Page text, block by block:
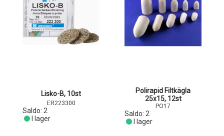
Lisko-B, 10st
ER223300
Saldo: 2
I lager
Polirapid Filtkägla
25x15, 12st
PO17
Saldo: 2
I lager